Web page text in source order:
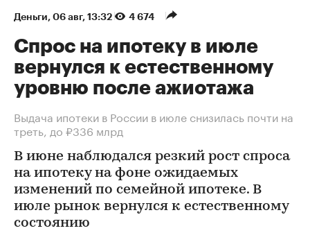
Деньги 06 авг, 13:32 4 674
Спрос на ипотеку в июле
вернулся к естественному
уровню после ажиотажа
Выдача ипотеки в России в июле снизилась почти на
треть, до ₽336 млрд
В июне наблюдался резкий рост спроса
на ипотеку на фоне ожидаемых
изменений по семейной ипотеке. В
июле рынок вернулся к естественному
состоянию